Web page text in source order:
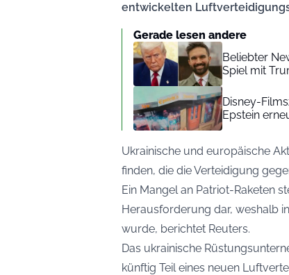
entwickelten
Gerade lesen andere
Beliebter
Spiel mit
Disney-
Epstein
Ukrainische und europäische
finden, die die Verteidigung
Ein Mangel an Patriot-Raketen
Herausforderung dar, weshalb
wurde, berichtet Reuters.
Das ukrainische
künftig Teil eines neuen